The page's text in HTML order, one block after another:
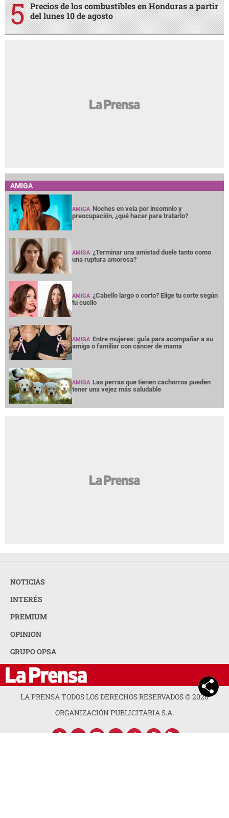
Precios de los combustibles en Honduras a partir
del lunes 10 de agosto
AMIGA
AMIGA Noches en vela por insomnio y
preocupación, ¿qué hacer para tratarlo?
AMIGA ¿Terminar una amistad duele tanto como
una ruptura amorosa?
AMIGA ¿Cabello largo o corto? Elige tu corte según
tu cuello
AMIGA Entre mujeres: guía para acompañar a su
amiga o familiar con cáncer de mama
AMIGA Las perras que tienen cachorros pueden
tener una vejez más saludable
NOTICIAS
INTERÉS
PREMIUM
OPINION
GRUPO OPSA
LA PRENSA TODOS LOS DERECHOS RESERVADOS ©2026
ORGANIZACIÓN PUBLICITARIA S.A.